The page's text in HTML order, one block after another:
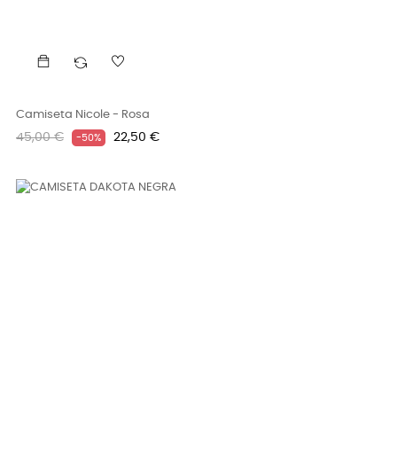
Camiseta Nicole - Rosa
Precio
45,00 € -50% Precio
22,50 €